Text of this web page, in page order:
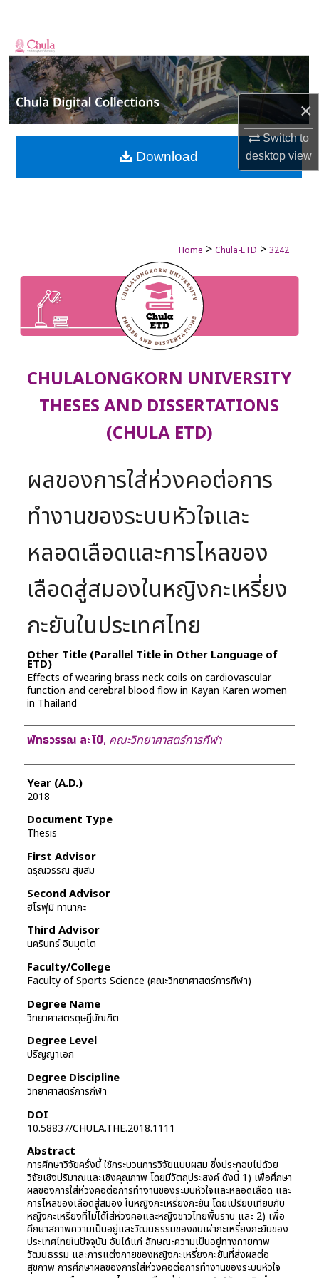
×
Switch to
desktopview
Browse Collections
My Account
About
Digital Commons Network™
Home > Chula-ETD > 3242
CHULALONGKORN UNIVERSITY
THESES AND DISSERTATIONS
(CHULA ETD)
ผลของการใส่ห่วงคอต่อการ
ทำงานของระบบหัวใจและ
หลอดเลือดและการไหลของ
เลือดสู่สมองในหญิงกะเหรี่ยง
กะยันในประเทศไทย
Other Title (Parallel Title in Other Language of
ETD)
Effects of wearing brass neck coils on cardiovascular
function and cerebral blood flow in Kayan Karen women
in Thailand
Author
พัทธวรรณ ละโป้, คณะวิทยาศาสตร์การกีฬา
Year (A.D.)
2018
Document Type
Thesis
First Advisor
ดรุณวรรณ สุขสม
Second Advisor
ฮิโรฟุมิ ทานากะ
Third Advisor
นครินทร์ อินมุตโต
Faculty/College
Faculty of Sports Science (คณะวิทยาศาสตร์การกีฬา)
Degree Name
วิทยาศาสตรดุษฎีบัณฑิต
Degree Level
ปริญญาเอก
Degree Discipline
วิทยาศาสตร์การกีฬา
DOI
10.58837/CHULA.THE.2018.1111
Abstract
การศึกษาวิจัยครั้งนี้ ใช้กระบวนการวิจัยแบบผสม ซึ่งประกอบไปด้วย
วิจัยเชิงปริมาณและเชิงคุณภาพ โดยมีวัตถุประสงค์ ดังนี้ 1) เพื่อศึกษา
ผลของการใส่ห่วงคอต่อการทำงานของระบบหัวใจและหลอดเลือด และ
การไหลของเลือดสู่สมอง ในหญิงกะเหรี่ยงกะยัน โดยเปรียบเทียบกับ
หญิงกะเหรี่ยงที่ไม่ได้ใส่ห่วงคอและหญิงชาวไทยพื้นราบ และ 2) เพื่อ
ศึกษาสภาพความเป็นอยู่และวัฒนธรรมของชนเผ่ากะเหรี่ยงกะยันของ
ประเทศไทยในปัจจุบัน อันได้แก่ ลักษณะความเป็นอยู่ทางกายภาพ
วัฒนธรรม และการแต่งกายของหญิงกะเหรี่ยงกะยันที่ส่งผลต่อ
สุขภาพ การศึกษาผลของการใส่ห่วงคอต่อการทำงานของระบบหัวใจ
Download